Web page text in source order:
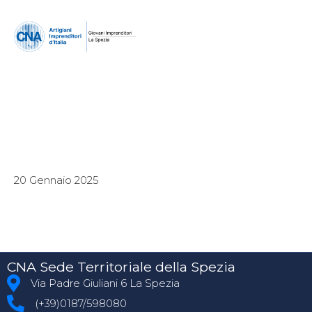
20 Gennaio 2025
CNA Sede Territoriale della Spezia
Via Padre Giuliani 6 La Spezia
(+39)0187/598080